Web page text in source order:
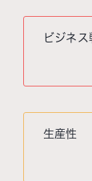
ビジネス
生産性